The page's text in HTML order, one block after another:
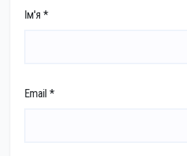
Ім'я *
Email *